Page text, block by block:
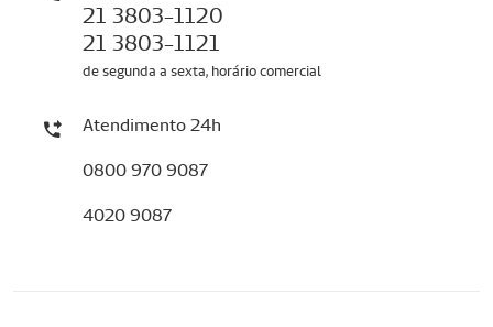
21 3803-1120
21 3803-1121
de segunda a sexta, horário comercial
Atendimento 24h
0800 970 9087
4020 9087